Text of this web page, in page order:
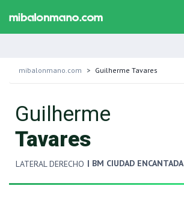
mibalonmano.com Guilherme Tavares
Guilherme
Tavares
LATERAL DERECHO | BM CIUDAD ENCANTADA